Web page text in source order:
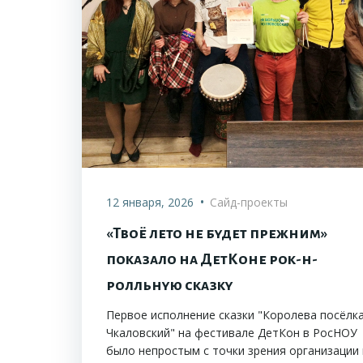
12 января, 2026 • Сайд-проекты
«Твоё лето не будет прежним»
показало на ДетКоне рок-н-
ролльную сказку
Первое исполнение сказки "Королева
Чкаловский" на фестивале ДетКон в РосНОУ
было непростым с точки зрения организации